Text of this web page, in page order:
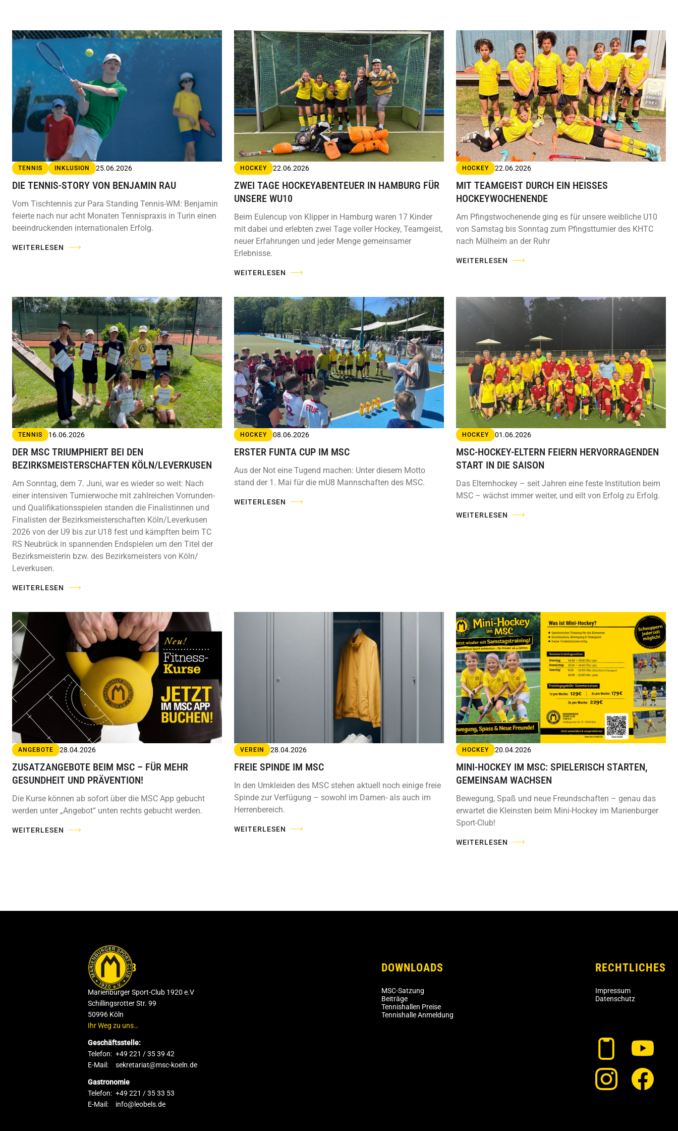
TENNIS INKLUSION 25.06.2026
DIE TENNIS-STORY VON BENJAMIN RAU
Vom Tischtennis zur Para Standing Tennis-WM: Benjamin
feierte nach nur acht Monaten Tennispraxis in Turin einen
beeindruckenden internationalen Erfolg.
WEITERLESEN
HOCKEY 22.06.2026
ZWEI TAGE HOCKEYABENTEUER IN HAMBURG FÜR
UNSERE WU10
Beim Eulencup von Klipper in Hamburg waren 17 Kinder
mit dabei und erlebten zwei Tage voller Hockey, Teamgeist,
neuer Erfahrungen und jeder Menge gemeinsamer
Erlebnisse.
WEITERLESEN
HOCKEY 22.06.2026
MIT TEAMGEIST DURCH EIN HEISSES H
OCKEYWOCHENENDE
Am Pfingstwochenende ging es für unsere weibliche U10
von Samstag bis Sonntag zum Pfingstturnier des KHTC
nach Mülheim an der Ruhr
WEITERLESEN
TENNIS 16.06.2026
DER MSC TRIUMPHIERT BEI DEN
BEZIRKSMEISTERSCHAFTEN KÖLN/LEVERKUSEN
Am Sonntag, dem 7. Juni, war es wieder so weit: Nach
einer intensiven Turnierwoche mit zahlreichen Vorrunden-
und Qualifikationsspielen standen die Finalistinnen und
Finalisten der Bezirksmeisterschaften Köln/Leverkusen
2026 von der U9 bis zur U18 fest und kämpften beim TC
RS Neubrück in spannenden Endspielen um den Titel der
Bezirksmeisterin bzw. des Bezirksmeisters von Köln/
Leverkusen.
WEITERLESEN
HOCKEY 08.06.2026
ERSTER FUNTA CUP IM MSC
Aus der Not eine Tugend machen: Unter diesem Motto
stand der 1. Mai für die mU8 Mannschaften des MSC.
WEITERLESEN
HOCKEY 01.06.2026
MSC-HOCKEY-ELTERN FEIERN HERVORRAGENDEN
START IN DIE SAISON
Das Elternhockey – seit Jahren eine feste Institution beim
MSC – wächst immer weiter, und eilt von Erfolg zu Erfolg.
WEITERLESEN
ANGEBOTE 28.04.2026
ZUSATZANGEBOTE BEIM MSC – FÜR MEHR
GESUNDHEIT UND PRÄVENTION!
Die Kurse können ab sofort über die MSC App gebucht
werden unter „Angebot“ unten rechts gebucht werden.
WEITERLESEN
VEREIN 28.04.2026
FREIE SPINDE IM MSC
In den Umkleiden des MSC stehen aktuell noch einige freie
Spinde zur Verfügung – sowohl im Damen- als auch im
Herrenbereich.
WEITERLESEN
HOCKEY 20.04.2026
MINI-HOCKEY IM MSC: SPIELERISCH STARTEN,
GEMEINSAM WACHSEN
Bewegung, Spaß und neue Freundschaften – genau das
erwartet die Kleinsten beim Mini-Hockey im Marienburger
Sport-Club!
WEITERLESEN
DER CLUB
Marienburger Sport-Club 1920 e.V
Schillingsrotter Str. 99
50996 Köln
Ihr Weg zu uns…
Geschäftsstelle:
Telefon: +49 221 / 35 39 42
E-Mail:
sekretariat@msc-koeln.de
Gastronomie
Telefon: +49 221 / 35 33 53
E-Mail:
info@leobels.de
DOWNLOADS
MSC-Satzung
Beiträge
Tennishallen Preise
Tennishalle Anmeldung
RECHTLICHES
Impressum
Datenschutz